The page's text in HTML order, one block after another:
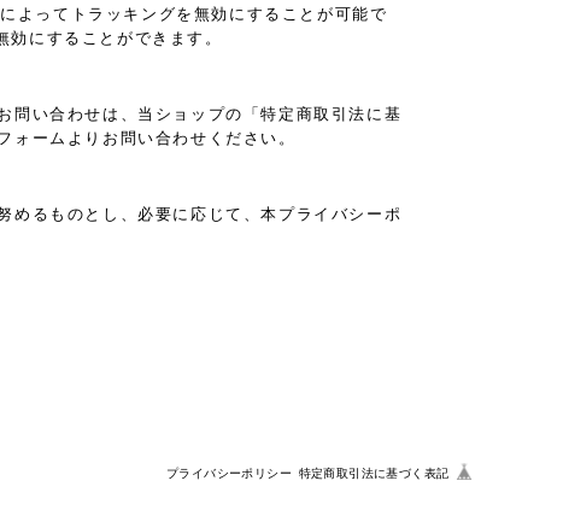
よってトラッキングを無効にすることが可能で
にすることができます。
問い合わせは、当ショップの「特定商取引法に基
ームよりお問い合わせください。
めるものとし、必要に応じて、本プライバシーポ
プライバシーポリシー 特定商取引法に基づく表記